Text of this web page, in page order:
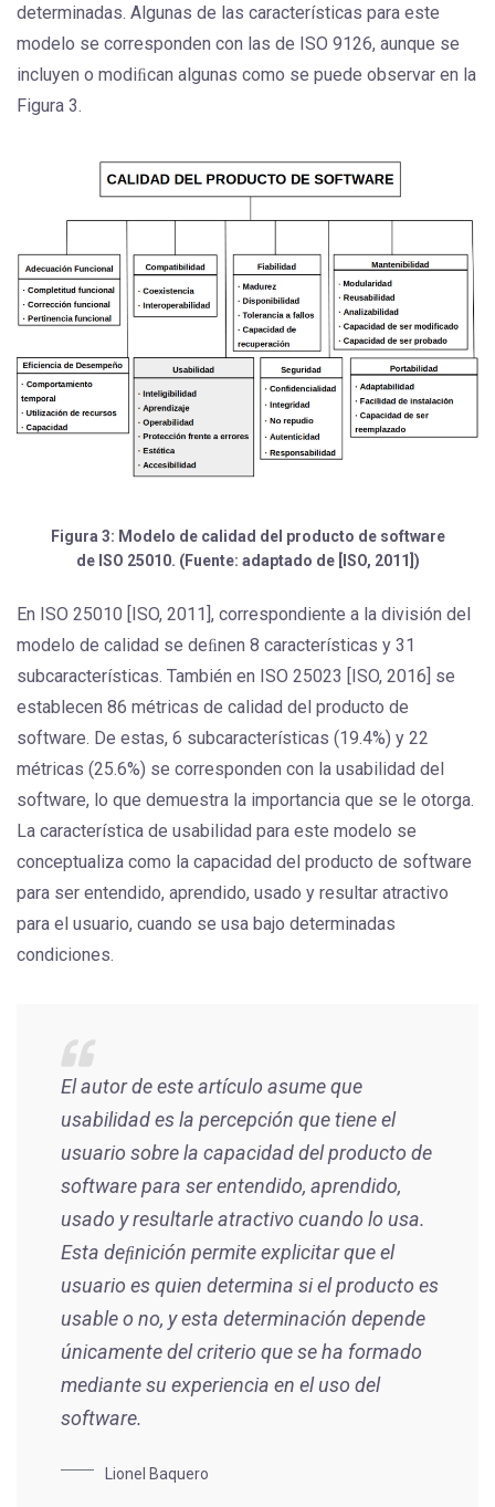
determinadas. Algunas de las características para este
modelo se corresponden con las de ISO 9126, aunque se
incluyen o modiﬁcan algunas como se puede observar en la
Figura 3.
Figura 3: Modelo de calidad del producto de software
de ISO 25010. (Fuente: adaptado de [ISO, 2011])
En ISO 25010 [ISO, 2011], correspondiente a la división del
modelo de calidad se deﬁnen 8 características y 31
subcaracterísticas. También en ISO 25023 [ISO, 2016] se
establecen 86 métricas de calidad del producto de
software. De estas, 6 subcaracterísticas (19.4%) y 22
métricas (25.6%) se corresponden con la usabilidad del
software, lo que demuestra la importancia que se le otorga.
La característica de usabilidad para este modelo se
conceptualiza como la capacidad del producto de software
para ser entendido, aprendido, usado y resultar atractivo
para el usuario, cuando se usa bajo determinadas
condiciones.
El autor de este artículo asume que
usabilidad es la percepción que tiene el
usuario sobre la capacidad del producto de
software para ser entendido, aprendido,
usado y resultarle atractivo cuando lo usa.
Esta deﬁnición permite explicitar que el
usuario es quien determina si el producto es
usable o no, y esta determinación depende
únicamente del criterio que se ha formado
mediante su experiencia en el uso del
software.
Lionel Baquero